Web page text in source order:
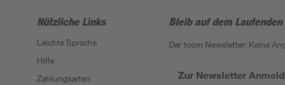
Nützliche Links
Leichte Sprache
Hilfe
Zahlungsarten
Bleib auf dem
Der toom Newsletter: Keine
Zur Newsletter